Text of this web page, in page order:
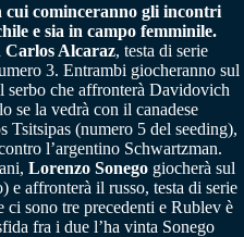
cominceranno gli incontri
e sia in campo femminile.
Carlos Alcaraz, testa di serie
3. Entrambi giocheranno sul
serbo che affronterà Davidovich
se la vedrà con il canadese
Tsitsipas (numero 5 del seeding),
l’argentino Schwartzman.
Lorenzo Sonego giocherà sul
e affronterà il russo, testa di serie
sono tre precedenti e Rublev è
fra i due l’ha vinta Sonego